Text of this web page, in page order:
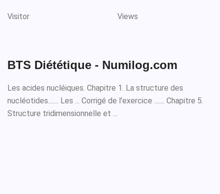
Visitor Views
BTS Diététique - Numilog.com
Les acides nucléiques. Chapitre 1. La structure des
nucléotides....... Les ... Corrigé de l'exercice ....... Chapitre 5.
Structure tridimensionnelle et ...